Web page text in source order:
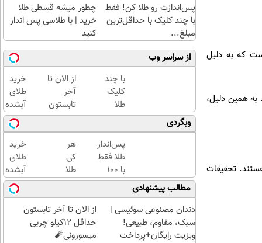
که به دلیل
همین دلیل،
تحقیقات
پس‌اندازت رو طلا کن! فقط
با چند کلیک با حداقل‌ترین
مبلغ...
چطور میشه قسطی طلا
خرید | با طلاسی پس انداز
کنید
از سراسر وب
با چند
کلیک
طلا
بخرید...
(ثبت‌نام
کن |
خرید
کن |
هدیه
بگیر)
از الان تا
آخر
تابستون
حداقل
12کیلو
چربی
میسوزونی
🧨
خرید
طلای
آبشده
حتی با
۱۰۰هزارتومان
وبگردی
پس‌انداز
طلا فقط
با ۱۰۰
هزارتومان
(امن و
راحت)
هر
کی
طلا
داره،
غم
نداره!
😊💎
(خرید
خرید
طلای
آبشده
حتی با
۱۰۰هزارتومان
مطالب پیشنهادی
دندان مصنوعی سوئیسی |
سبک، مقاوم، طبیعی!
ویزیت رایگان+پرداخت
از الان تا آخر تابستون
حداقل 12کیلو چربی
میسوزونی🧨